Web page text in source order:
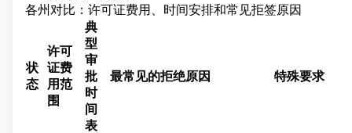
各州对比：许可证费用、时间安排和常见拒签原因
状
态
许可
证费
用范
围
典
型
审
批
时
间
表
最常见的拒绝原因 特殊要求